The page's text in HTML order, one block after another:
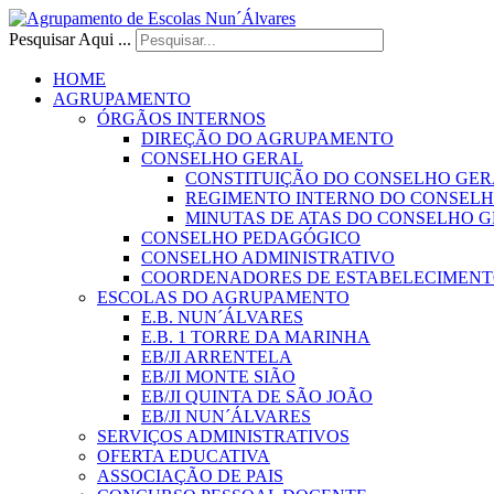
Pesquisar Aqui ...
HOME
AGRUPAMENTO
ÓRGÃOS INTERNOS
DIREÇÃO DO AGRUPAMENTO
CONSELHO GERAL
CONSTITUIÇÃO DO CONSELHO
REGIMENTO INTERNO DO
MINUTAS DE ATAS DO CONSELHO
CONSELHO PEDAGÓGICO
CONSELHO ADMINISTRATIVO
COORDENADORES DE
ESCOLAS DO AGRUPAMENTO
E.B. NUN´ÁLVARES
E.B. 1 TORRE DA MARINHA
EB/JI ARRENTELA
EB/JI MONTE SIÃO
EB/JI QUINTA DE SÃO JOÃO
EB/JI NUN´ÁLVARES
SERVIÇOS ADMINISTRATIVOS
OFERTA EDUCATIVA
ASSOCIAÇÃO DE PAIS